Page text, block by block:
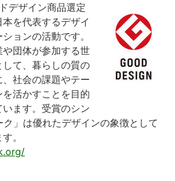
デザイン商品選定
を代表するデザイ
ョンの活動です。
団体が参加する世
て、暮らしの質の
社会の課題やテー
活かすことを目的
ます。受賞のシン
」は優れたデザインの象徴として
。